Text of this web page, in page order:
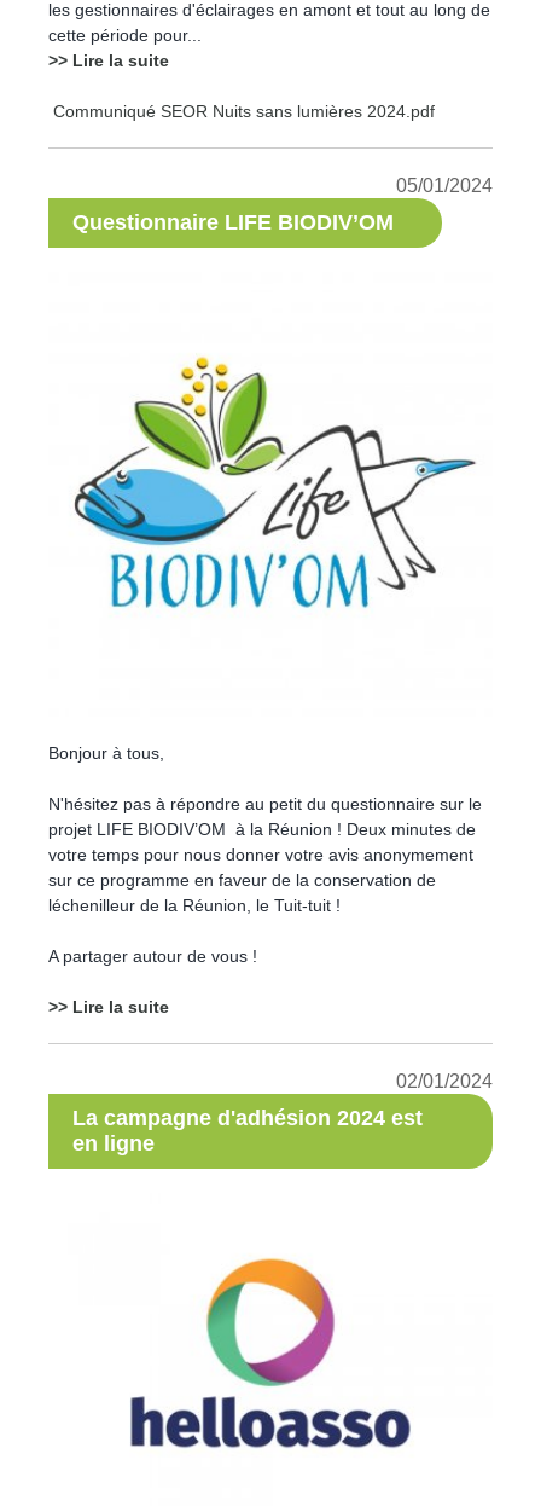
les gestionnaires d'éclairages en amont et tout au long de
cette période pour...
>> Lire la suite
Communiqué SEOR Nuits sans lumières 2024.pdf
05/01/2024
Questionnaire LIFE BIODIV’OM
Bonjour à tous,
N'hésitez pas à répondre au petit du questionnaire sur le
projet LIFE BIODIV’OM à la Réunion ! Deux minutes de
votre temps pour nous donner votre avis anonymement
sur ce programme en faveur de la conservation de
léchenilleur de la Réunion, le Tuit-tuit !
A partager autour de vous !
>> Lire la suite
02/01/2024
La campagne d'adhésion 2024 est
en ligne